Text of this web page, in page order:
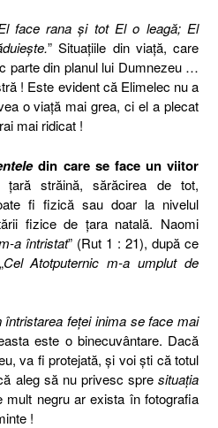
face rana şi tot El o leagă; El
” Situaţiile din viaţă, care
parte din planul lui Dumnezeu …
! Este evident că Elimelec nu a
o viaţă mai grea, ci el a plecat
mai ridicat !
din care se face un viitor
străină, sărăcirea de tot,
fi fizică sau doar la nivelul
fizice de ţara natală. Naomi
a întristat” (Rut 1 : 21), după ce
Cel Atotputernic m-a umplut de
întristarea feţei inima se face mai
este o binecuvântare. Dacă
va fi protejată, şi voi şti că totul
aleg să nu privesc spre situaţia
mult negru ar exista în fotografia
!